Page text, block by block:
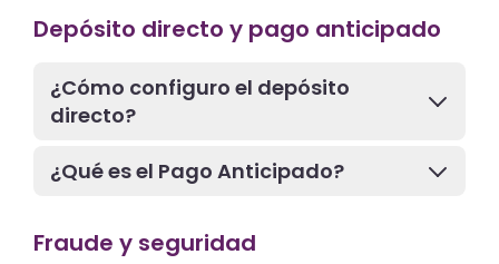
Depósito directo y pago anticipado
¿Cómo configuro el depósito
directo?
¿Qué es el Pago Anticipado?
Fraude y seguridad